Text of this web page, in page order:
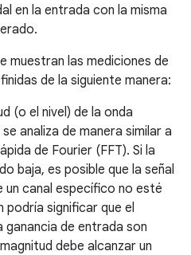
en la entrada con la misma
muestran las mediciones de
de la siguiente manera:
(o el nivel) de la onda
analiza de manera similar a
de Fourier (FFT). Si la
baja, es posible que la señal
un canal específico no esté
podría significar que el
ganancia de entrada son
debe alcanzar un